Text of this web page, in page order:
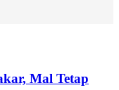
Mal Tetap